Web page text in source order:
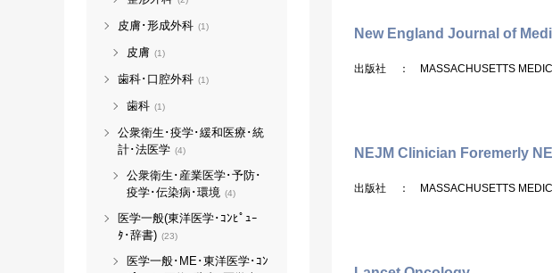
New England Journal of
出版社 ： MASSACHUSETTS
NEJM Clinician Foremerly
出版社 ： MASSACHUSETTS
皮膚･形成外科 (1)
皮膚 (1)
歯科･口腔外科 (1)
歯科 (1)
公衆衛生･疫学･緩和医療･統
計･法医学 (4)
公衆衛生･産業医学･予防･
疫学･伝染病･環境 (4)
医学一般(東洋医学･ｺﾝﾋﾟｭｰ
ﾀ･辞書) (23)
医学一般･ME･東洋医学･ｺﾝ